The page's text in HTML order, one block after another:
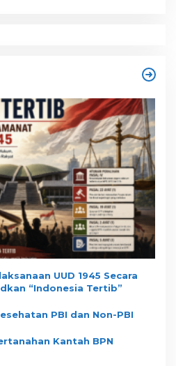
UUD 1945 Secara
“Indonesia Tertib”
PBI dan Non-PBI
Kantah BPN